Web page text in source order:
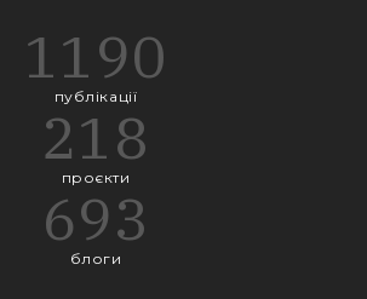
1190
публікації
218
проєкти
693
блоги